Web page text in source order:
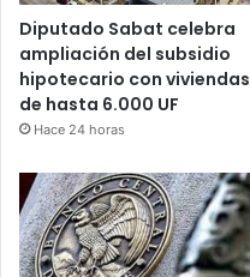
Diputado Sabat celebra
ampliación del subsidio
hipotecario con viviendas
de hasta 6.000 UF
Hace 24 horas